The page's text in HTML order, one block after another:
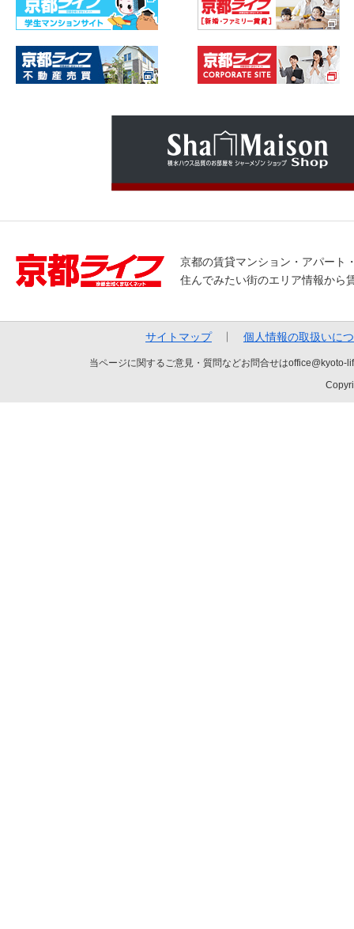
京都の賃貸マンション・アパート
住んでみたい街のエリア情報から
サイトマップ 個人情報の取扱いに
当ページに関するご意見・質問などお問合せは